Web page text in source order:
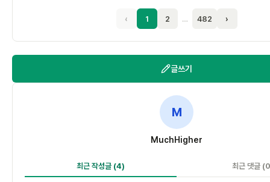
‹ 1 2 … 482 ›
글쓰기
M
MuchHigher
최근 작성글 (4) 최근 댓글